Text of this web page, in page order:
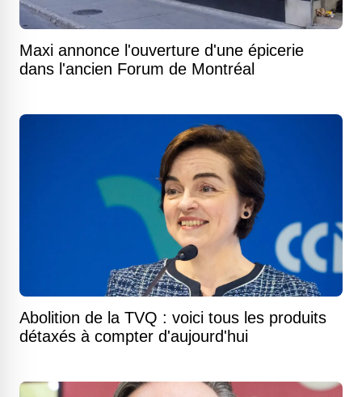
Maxi annonce l'ouverture d'une épicerie
dans l'ancien Forum de Montréal
Abolition de la TVQ : voici tous les produits
détaxés à compter d'aujourd'hui